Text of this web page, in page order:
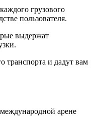
грузового
пользователя.
выдержат
транспорта и дадут вам
арене